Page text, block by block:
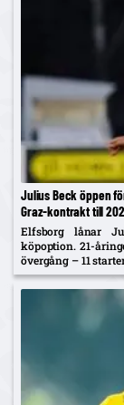
Julius Beck öppen
Graz-kontrakt till
Elfsborg lånar
köpoption. 21-
övergång – 11